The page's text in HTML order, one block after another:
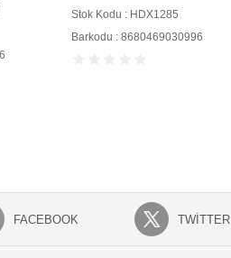
Stok Kodu : HDX1285
Barkodu : 8680469030996
FACEBOOK TWITTER